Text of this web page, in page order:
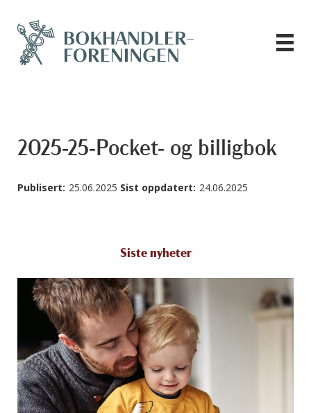
2025-25-Pocket- og billigbok
Publisert: 25.06.2025 Sist oppdatert: 24.06.2025
Siste nyheter